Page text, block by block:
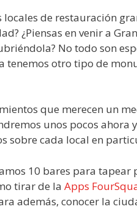
locales de restauración
¿Piensas en venir a
No todo son
tenemos otro tipo de
que merecen un
unos pocos
sobre cada local en
10 bares para
tirar de la Apps
además, conocer la